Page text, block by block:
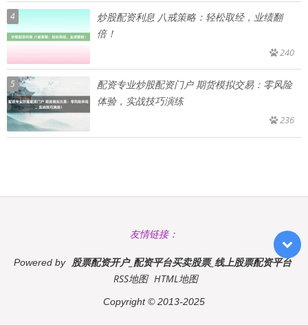
4
炒股配资利息 八戒策略：轻松取经，业绩翻
倍！
240
5
配资专业炒股配资门户 期货模拟交易：零风险
体验，实战技巧演练
236
友情链接：
Powered by 股票配资开户_配资平台买卖股票_线上股票配资平台
RSS地图 HTML地图
Copyright© 2013-2025